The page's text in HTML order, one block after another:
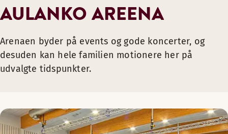
AULANKO AREENA
Arenaen byder på events og gode koncerter, og
desuden kan hele familien motionere her på
udvalgte tidspunkter.